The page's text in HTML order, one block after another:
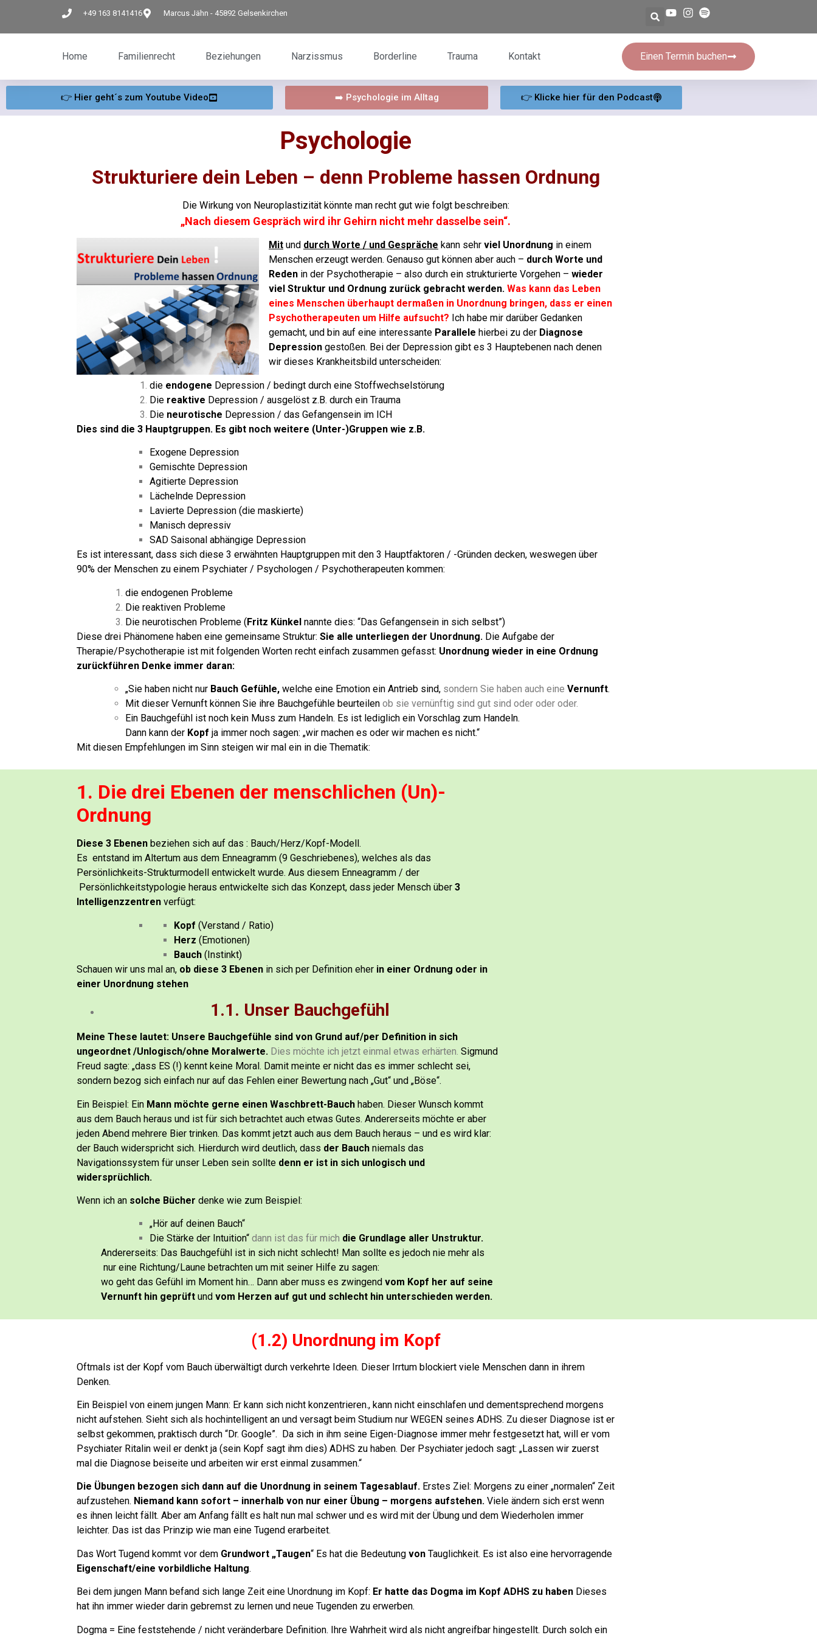
+49 163 8141416 Marcus Jähn - 45892 Gelsenkirchen
Home Familienrecht Beziehungen Narzissmus Borderline Trauma Kontakt Einen Termin buchen
👉 Hier geht´s zum Youtube Video ➡️ Psychologie im Alltag 👉 Klicke hier für den Podcast
Psychologie
Strukturiere dein Leben – denn Probleme hassen Ordnung
Die Wirkung von Neuroplastizität könnte man recht gut wie folgt beschreiben:
„Nach diesem Gespräch wird ihr Gehirn nicht mehr dasselbe sein“.
Mitund durch Worte / und Gespräche kann sehr viel Unordnung in einem
Menschen erzeugt werden. Genauso gut können aber auch – durch Worte und
Redenin der Psychotherapie – also durch ein strukturierte Vorgehen – wieder
viel Struktur und Ordnung zurück gebracht werden. Was kann das Leben
eines Menschen überhaupt dermaßen in Unordnung bringen, dass er einen
Psychotherapeuten um Hilfe aufsucht? Ich habe mir darüber Gedanken
gemacht, und bin auf eine interessante Parallele hierbei zu der Diagnose
Depressiongestoßen. Bei der Depression gibt es 3 Hauptebenen nach denen
wir dieses Krankheitsbild unterscheiden:
die endogene Depression / bedingt durch eine Stoffwechselstörung
Die reaktive Depression / ausgelöst z.B. durch ein Trauma
Die neurotische Depression / das Gefangensein im ICH
Dies sind die 3 Hauptgruppen. Es gibt noch weitere (Unter-)Gruppen wie z.B.
Exogene Depression
Gemischte Depression
Agitierte Depression
Lächelnde Depression
Lavierte Depression (die maskierte)
Manisch depressiv
SAD Saisonal abhängige Depression
Es ist interessant, dass sich diese 3 erwähnten Hauptgruppen mit den 3 Hauptfaktoren / -Gründen decken, weswegen über
90% der Menschen zu einem Psychiater / Psychologen / Psychotherapeuten kommen:
die endogenen Probleme
Die reaktiven Probleme
Die neurotischen Probleme (Fritz Künkelnannte dies: “Das Gefangensein in sich selbst”)
Diese drei Phänomene haben eine gemeinsame Struktur: Sie alle unterliegen der Unordnung. Die Aufgabe der
Therapie/Psychotherapie ist mit folgenden Worten recht einfach zusammen gefasst: Unordnung wieder in eine Ordnung
zurückführen Denke immer daran:
„Sie haben nicht nur Bauch Gefühle,welche eine Emotion ein Antrieb sind, sondern Sie haben auch eine Vernunft.
Mit dieser Vernunft können Sie ihre Bauchgefühle beurteilen ob sie vernünftig sind gut sind oder oder oder.
Ein Bauchgefühl ist noch kein Muss zum Handeln. Es ist lediglich ein Vorschlag zum Handeln.
Dann kann der Kopf ja immer noch sagen: „wir machen es oder wir machen es nicht.“
Mit diesen Empfehlungen im Sinn steigen wir mal ein in die Thematik:
1. Die drei Ebenen der menschlichen (Un)-
Ordnung
Diese 3 Ebenen beziehen sich auf das : Bauch/Herz/Kopf-Modell.
Es entstand im Altertum aus dem Enneagramm (9 Geschriebenes), welches als das
Persönlichkeits-Strukturmodell entwickelt wurde. Aus diesem Enneagramm / der
Persönlichkeitstypologie heraus entwickelte sich das Konzept, dass jeder Mensch über 3
Intelligenzzentrenverfügt:
Kopf (Verstand / Ratio)
Herz (Emotionen)
Bauch(Instinkt)
Schauen wir uns mal an, ob diese 3 Ebenenin sich per Definition eher in einer Ordnung oder in
einer Unordnung stehen
1.1. Unser Bauchgefühl
Meine These lautet: Unsere Bauchgefühle sind von Grund auf/per Definition in sich
ungeordnet /Unlogisch/ohne Moralwerte. Dies möchte ich jetzt einmal etwas erhärten. Sigmund
Freud sagte: „dass ES (!) kennt keine Moral. Damit meinte er nicht das es immer schlecht sei,
sondern bezog sich einfach nur auf das Fehlen einer Bewertung nach „Gut“ und „Böse“.
Ein Beispiel: Ein Mann möchte gerne einen Waschbrett-Bauchhaben. Dieser Wunsch kommt
aus dem Bauch heraus und ist für sich betrachtet auch etwas Gutes. Andererseits möchte er aber
jeden Abend mehrere Bier trinken. Das kommt jetzt auch aus dem Bauch heraus – und es wird klar:
der Bauch widerspricht sich. Hierdurch wird deutlich, dass der Bauchniemals das
Navigationssystem für unser Leben sein sollte denn er ist in sich unlogisch und
widersprüchlich.
Wenn ich an solche Bücher denke wie zum Beispiel:
„Hör auf deinen Bauch“
Die Stärke der Intuition“ dann ist das für mich die Grundlage aller Unstruktur.
Andererseits: Das Bauchgefühl ist in sich nicht schlecht! Man sollte es jedoch nie mehr als
nur eine Richtung/Laune betrachten um mit seiner Hilfe zu sagen:
wo geht das Gefühl im Moment hin… Dann aber muss es zwingend vom Kopf her auf seine
Vernunft hin geprüft und vom Herzen auf gut und schlecht hin unterschieden werden.
(1.2) Unordnung im Kopf
Oftmals ist der Kopf vom Bauch überwältigt durch verkehrte Ideen. Dieser Irrtum blockiert viele Menschen dann in ihrem
Denken.
Ein Beispiel von einem jungen Mann: Er kann sich nicht konzentrieren., kann nicht einschlafen und dementsprechend morgens
nicht aufstehen. Sieht sich als hochintelligent an und versagt beim Studium nur WEGEN seines ADHS. Zu dieser Diagnose ist er
selbst gekommen, praktisch durch “Dr. Google”. Da sich in ihm seine Eigen-Diagnose immer mehr festgesetzt hat, will er vom
Psychiater Ritalin weil er denkt ja (sein Kopf sagt ihm dies) ADHS zu haben. Der Psychiater jedoch sagt: „Lassen wir zuerst
mal die Diagnose beiseite und arbeiten wir erst einmal zusammen.“
Die Übungen bezogen sich dann auf die Unordnung in seinem Tagesablauf.Erstes Ziel: Morgens zu einer „normalen“ Zeit
aufzustehen. Niemand kann sofort – innerhalb von nur einer Übung – morgens aufstehen. Viele ändern sich erst wenn
es ihnen leicht fällt. Aber am Anfang fällt es halt nun mal schwer und es wird mit der Übung und dem Wiederholen immer
leichter. Das ist das Prinzip wie man eine Tugend erarbeitet.
Das Wort Tugend kommt vor dem Grundwort „Taugen“ Es hat die Bedeutung vonTauglichkeit. Es ist also eine hervorragende
Eigenschaft/eine vorbildliche Haltung.
Bei dem jungen Mann befand sich lange Zeit eine Unordnung im Kopf: Er hatte das Dogma im Kopf ADHS zu haben Dieses
hat ihn immer wieder darin gebremst zu lernen und neue Tugenden zu erwerben.
Dogma = Eine feststehende / nicht veränderbare Definition. Ihre Wahrheit wird als nicht angreifbar hingestellt. Durch solch ein